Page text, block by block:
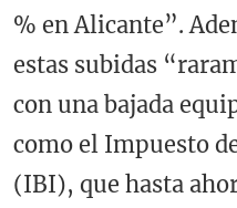
% en Alicante”.
estas subidas
con una bajada
como el Impuesto
(IBI), que hasta